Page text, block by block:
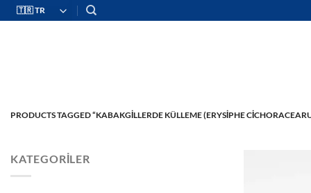
İçeriğe
PRODUCTS TAGGED “KABAKGILLERDE KÜLLEME (ERYSIPHE
KATEGORILER